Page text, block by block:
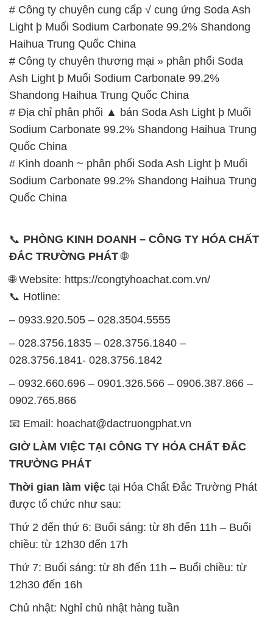
# Công ty chuyên cung cấp √ cung ứng Soda Ash
Light þ Muối Sodium Carbonate 99.2% Shandong
Haihua Trung Quốc China
# Công ty chuyên thương mại » phân phối Soda
Ash Light þ Muối Sodium Carbonate 99.2%
Shandong Haihua Trung Quốc China
# Địa chỉ phân phối ▲ bán Soda Ash Light þ Muối
Sodium Carbonate 99.2% Shandong Haihua Trung
Quốc China
# Kinh doanh ~ phân phối Soda Ash Light þ Muối
Sodium Carbonate 99.2% Shandong Haihua Trung
Quốc China
📞 PHÒNG KINH DOANH – CÔNG TY HÓA CHẤT
ĐẮC TRƯỜNG PHÁT🌐
🌐 Website: https://congtyhoachat.com.vn/
📞 Hotline:
– 0933.920.505 – 028.3504.5555
– 028.3756.1835 – 028.3756.1840 –
028.3756.1841- 028.3756.1842
– 0932.660.696 – 0901.326.566 – 0906.387.866 –
0902.765.866
📧 Email: hoachat@dactruongphat.vn
GIỜ LÀM VIỆC TẠI CÔNG TY HÓA CHẤT ĐẮC
TRƯỜNG PHÁT
Thời gian làm việc tại Hóa Chất Đắc Trường Phát
được tổ chức như sau:
Thứ 2 đến thứ 6: Buổi sáng: từ 8h đến 11h – Buổi
chiều: từ 12h30 đến 17h
Thứ 7: Buổi sáng: từ 8h đến 11h – Buổi chiều: từ
12h30 đến 16h
Chủ nhật: Nghỉ chủ nhật hàng tuần